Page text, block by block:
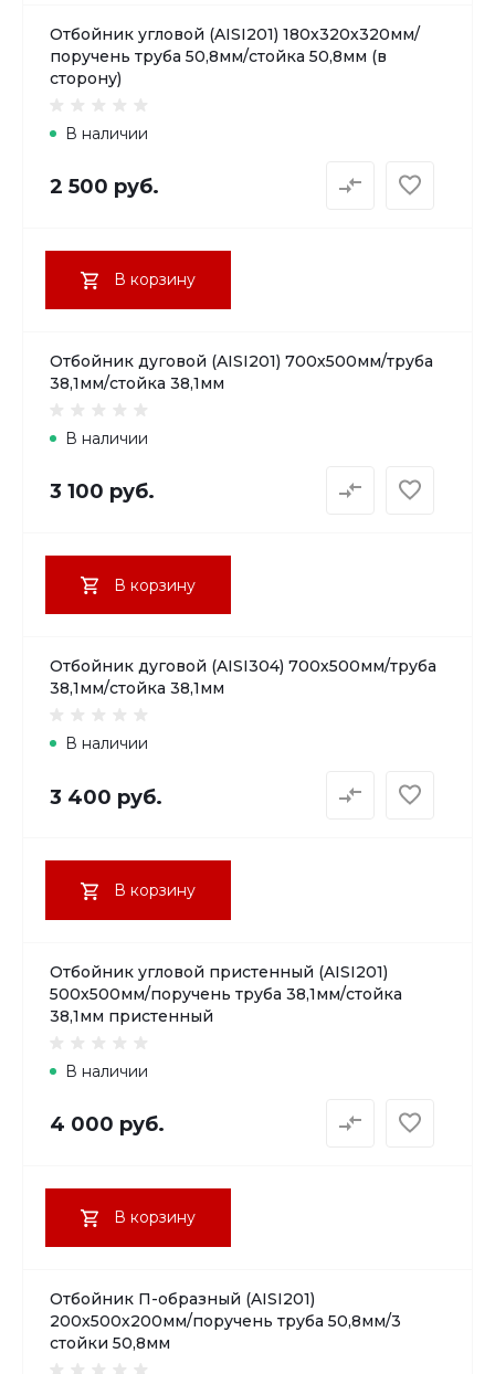
Отбойник угловой (AISI201) 180х320х320мм/
поручень труба 50,8мм/стойка 50,8мм (в
сторону)
В наличии
2 500 руб.
В корзину
Отбойник дуговой (AISI201) 700х500мм/труба
38,1мм/стойка 38,1мм
В наличии
3 100 руб.
В корзину
Отбойник дуговой (AISI304) 700х500мм/труба
38,1мм/стойка 38,1мм
В наличии
3 400 руб.
В корзину
Отбойник угловой пристенный (AISI201)
500х500мм/поручень труба 38,1мм/стойка
38,1мм пристенный
В наличии
4 000 руб.
В корзину
Отбойник П-образный (AISI201)
200х500х200мм/поручень труба 50,8мм/3
стойки 50,8мм